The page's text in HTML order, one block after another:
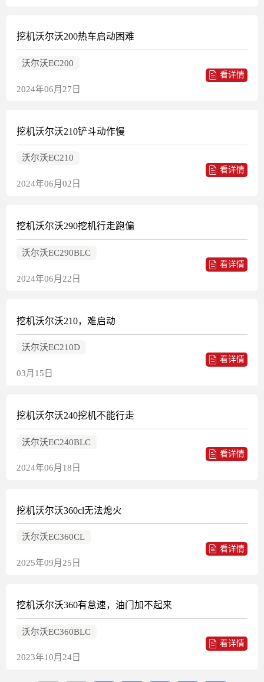
挖机沃尔沃200热车启动困难
沃尔沃EC200
2024年06月27日
看详情
挖机沃尔沃210铲斗动作慢
沃尔沃EC210
2024年06月02日
看详情
挖机沃尔沃290挖机行走跑偏
沃尔沃EC290BLC
2024年06月22日
看详情
挖机沃尔沃210，难启动
沃尔沃EC210D
03月15日
看详情
挖机沃尔沃240挖机不能行走
沃尔沃EC240BLC
2024年06月18日
看详情
挖机沃尔沃360cl无法熄火
沃尔沃EC360CL
2025年09月25日
看详情
挖机沃尔沃360有怠速，油门加不起来
沃尔沃EC360BLC
2023年10月24日
看详情